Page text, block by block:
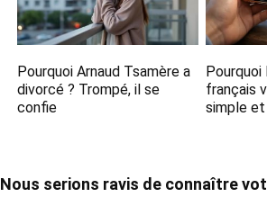
Pourquoi Arnaud Tsamère a
divorcé​ ? Trompé, il se
confie
Pourquoi
français
simple
Nous serions ravis de connaître